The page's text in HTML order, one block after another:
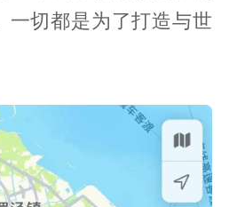
一切都是为了打造与世